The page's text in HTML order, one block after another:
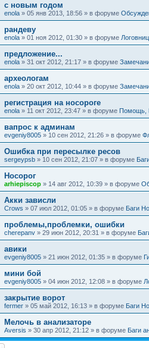
с новым годом
enola » 05 янв 2013, 18:56 » в форуме
рандеву
enola » 01 ноя 2012, 01:30 » в форуме
предложение...
enola » 31 окт 2012, 21:17 » в форуме
археологам
enola » 20 окт 2012, 10:44 » в форуме
регистрация на носороге
enola » 11 окт 2012, 23:47 » в форуме Помощь,
вапрос к админам
evgeniy8005 » 10 сен 2012, 21:26 » в форуме
Ошибка при пересылке ресов
sergeypsb » 10 сен 2012, 21:07 » в форуме
Носорог
arhiepiscop » 14 авг 2012, 10:39 » в форуме
Акки зависли
Crows » 07 июл 2012, 01:05 » в форуме Баги
проблемы,проблемки, ошибки
cherepanv » 29 июн 2012, 20:31 » в форуме
авики
evgeniy8005 » 21 июн 2012, 01:35 » в форуме
мини бой
evgeniy8005 » 04 июн 2012, 12:08 » в форуме
закрытие ворот
fermer » 05 май 2012, 16:13 » в форуме Баги
Мелочь в анализаторе
Aversis » 30 апр 2012, 21:12 » в форуме Баги